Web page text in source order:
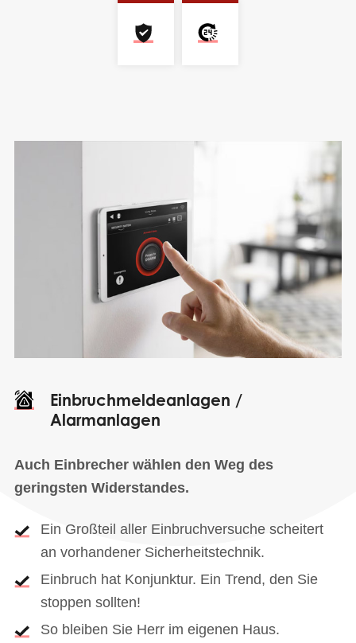
Einbruchmeldeanlagen /
Alarmanlagen
Auch Einbrecher wählen den Weg des
geringsten Widerstandes.
Ein Großteil aller Einbruchversuche scheitert
an vorhandener Sicherheitstechnik.
Einbruch hat Konjunktur. Ein Trend, den Sie
stoppen sollten!
So bleiben Sie Herr im eigenen Haus.